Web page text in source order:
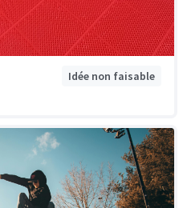
Idée non faisable